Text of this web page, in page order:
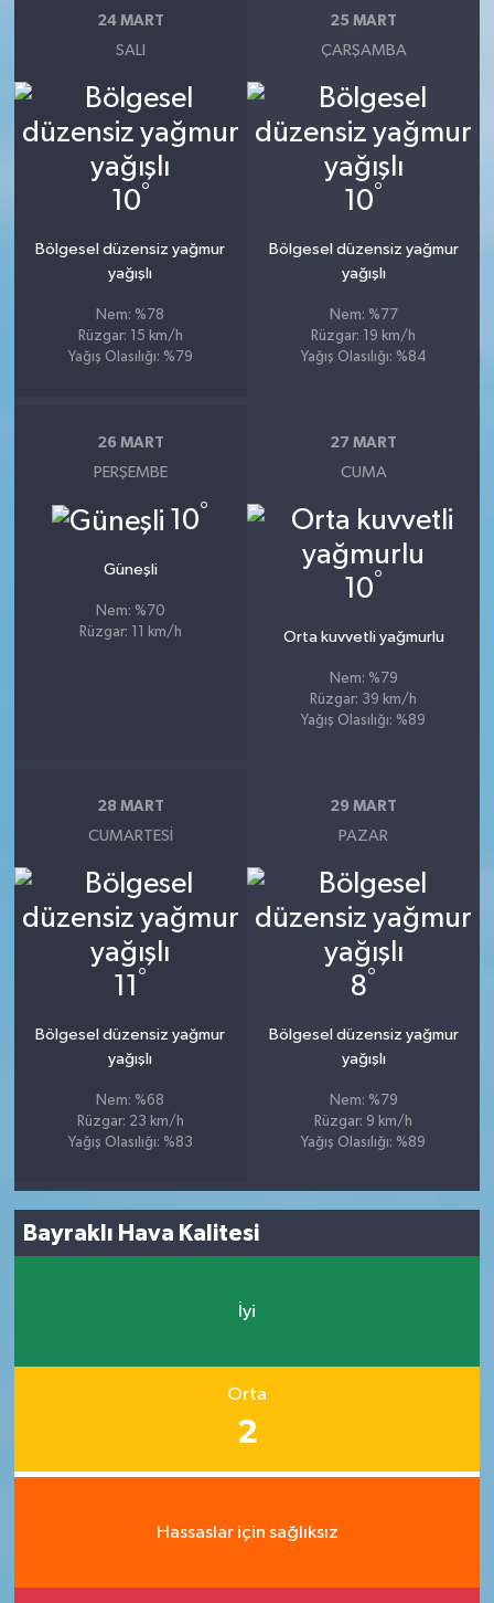
24 MART
SALI
10°
Bölgesel düzensiz yağmur
yağışlı
Nem: %78
Rüzgar: 15 km/h
Yağış Olasılığı: %79
25 MART
ÇARŞAMBA
10°
Bölgesel düzensiz yağmur
yağışlı
Nem: %77
Rüzgar: 19 km/h
Yağış Olasılığı: %84
26 MART
PERŞEMBE
10°
Güneşli
Nem: %70
Rüzgar: 11 km/h
27 MART
CUMA
10°
Orta kuvvetli yağmurlu
Nem: %79
Rüzgar: 39 km/h
Yağış Olasılığı: %89
28 MART
CUMARTESI
11 °
Bölgesel düzensiz yağmur
yağışlı
Nem: %68
Rüzgar: 23 km/h
Yağış Olasılığı: %83
29 MART
PAZAR
8°
Bölgesel düzensiz yağmur
yağışlı
Nem: %79
Rüzgar: 9 km/h
Yağış Olasılığı: %89
Bayraklı Hava Kalitesi
İyi
Orta
2
Hassaslar için sağlıksız